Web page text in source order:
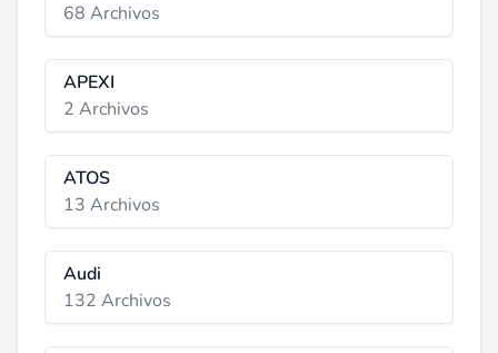
68 Archivos
APEXI
2 Archivos
ATOS
13 Archivos
Audi
132 Archivos